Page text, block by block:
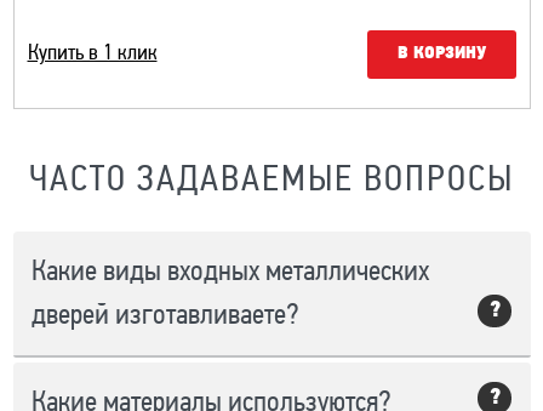
Купить в 1 клик В КОРЗИНУ
ЧАСТО ЗАДАВАЕМЫЕ ВОПРОСЫ
Какие виды входных металлических
дверей изготавливаете?
В каталоге нашей компании есть готовые модели
Какие материалы используются?